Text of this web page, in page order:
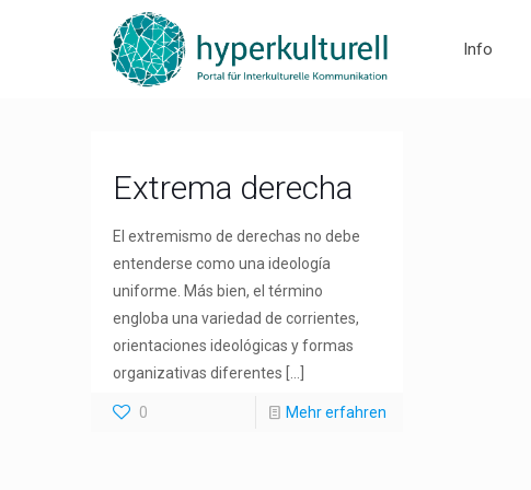
Info
Extrema derecha
El extremismo de derechas no debe
entenderse como una ideología
uniforme. Más bien, el término
engloba una variedad de corrientes,
orientaciones ideológicas y formas
organizativas diferentes
0 Mehr erfahren